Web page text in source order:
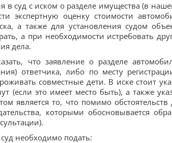
в суд с иском о разделе имущества (в
экспертную оценку стоимости
а также для установления судом
а при необходимости истребовать
дела.
что заявление о разделе
ответчика, либо по месту
совместные дети. В иске стоит
(если это имеет место быть), а также
является то, что помимо
которыми обосновывается
необходимо подать: